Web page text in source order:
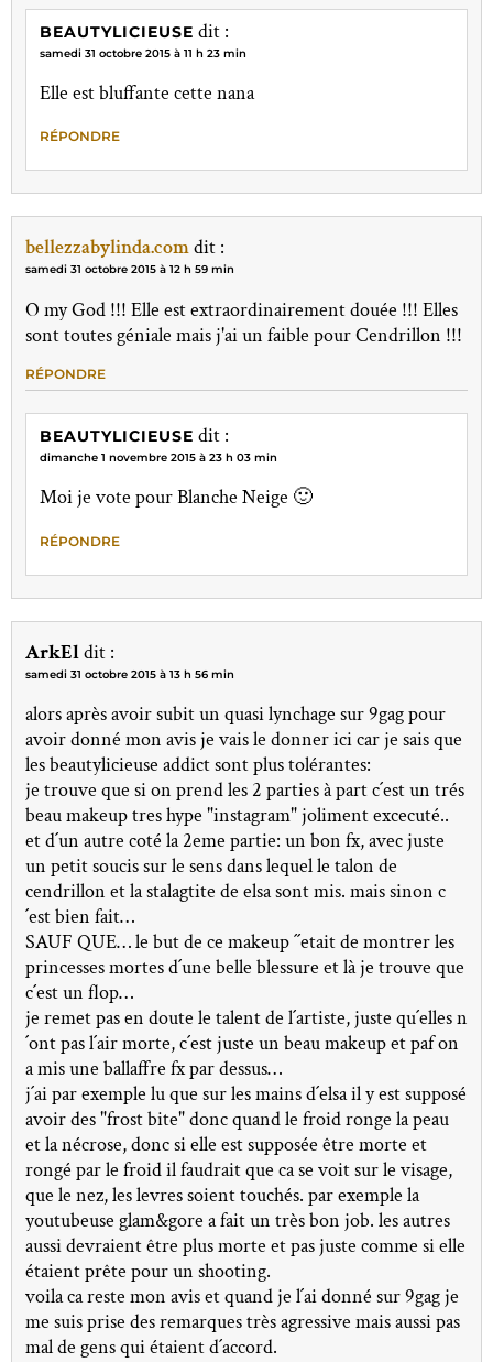
BEAUTYLICIEUSE dit :
samedi 31 octobre 2015 à 11 h 23 min
Elle est bluffante cette nana
RÉPONDRE
bellezzabylinda.comdit :
samedi 31 octobre 2015 à 12 h 59 min
O my God !!! Elle est extraordinairement douée !!! Elles
sont toutes géniale mais j'ai un faible pour Cendrillon !!!
RÉPONDRE
BEAUTYLICIEUSE dit :
dimanche 1 novembre 2015 à 23 h 03 min
Moi je vote pour Blanche Neige 🙂
RÉPONDRE
ArkEldit :
samedi 31 octobre 2015 à 13 h 56 min
alors après avoir subit un quasi lynchage sur 9gag pour
avoir donné mon avis je vais le donner ici car je sais que
les beautylicieuse addict sont plus tolérantes:
je trouve que si on prend les 2 parties à part c´est un trés
beau makeup tres hype "instagram" joliment excecuté..
et d´un autre coté la 2eme partie: un bon fx, avec juste
un petit soucis sur le sens dans lequel le talon de
cendrillon et la stalagtite de elsa sont mis. mais sinon c
´est bien fait…
SAUF QUE… le but de ce makeup ´´etait de montrer les
princesses mortes d´une belle blessure et là je trouve que
c´est un flop…
je remet pas en doute le talent de l´artiste, juste qu´elles n
´ont pas l´air morte, c´est juste un beau makeup et paf on
a mis une ballaffre fx par dessus…
j´ai par exemple lu que sur les mains d´elsa il y est supposé
avoir des "frost bite" donc quand le froid ronge la peau
et la nécrose, donc si elle est supposée être morte et
rongé par le froid il faudrait que ca se voit sur le visage,
que le nez, les levres soient touchés. par exemple la
youtubeuse glam&gore a fait un très bon job. les autres
aussi devraient être plus morte et pas juste comme si elle
étaient prête pour un shooting.
voila ca reste mon avis et quand je l´ai donné sur 9gag je
me suis prise des remarques très agressive mais aussi pas
mal de gens qui étaient d´accord.